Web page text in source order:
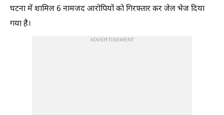
घटना में शामिल 6 नामजद आरोपियों को गिरफ्तार कर जेल भेज दिया
गया है।
ADVERTISEMENT